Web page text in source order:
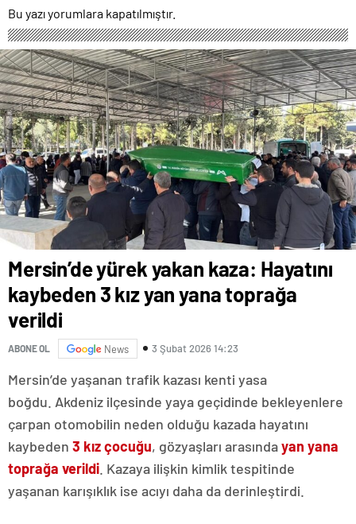
DOLANDIRICILARININ
HEDEFİ OLDU
Bu yazı yorumlara kapatılmıştır.
Mersin’de yürek yakan kaza: Hayatını
kaybeden 3 kız yan yana toprağa
verildi
ABONE OL News 3 Şubat 2026 14:23
Mersin’de yaşanan trafik kazası kenti yasa
boğdu. Akdeniz ilçesinde yaya geçidinde bekleyenlere
çarpan otomobilin neden olduğu kazada hayatını
kaybeden 3 kız çocuğu, gözyaşları arasındayan yana
toprağa verildi . Kazaya ilişkin kimlik tespitinde
yaşanan karışıklık ise acıyı daha da derinleştirdi.